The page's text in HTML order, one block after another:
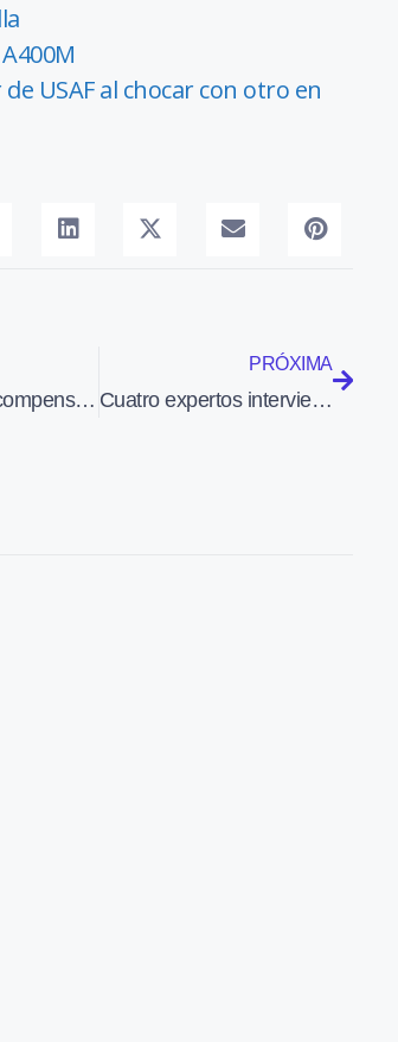
USAF al chocar con otro en
EADS espera compensar el fiasco financiero del A400M con su exportación
PRÓXIMA
Cuatro expertos intervienen hoy en el Congreso para hablar de la contaminación que generan las aeronaves